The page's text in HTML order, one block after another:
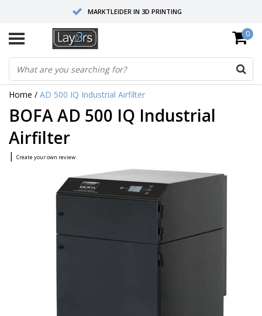
MARKTLEIDER IN 3D PRINTING
HOOGWAARDIGE SERVICE EN SUPPORT
FYSIEKE SHOWROOMS
0
Home / AD 500 IQ Industrial Airfilter
BOFA AD 500 IQ Industrial
Airfilter
| Create your own review